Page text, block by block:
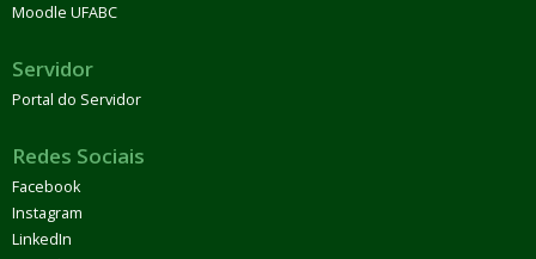
Moodle UFABC
Servidor
Portal do Servidor
Redes Sociais
Facebook
Instagram
LinkedIn